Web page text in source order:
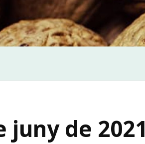
juny de 2021